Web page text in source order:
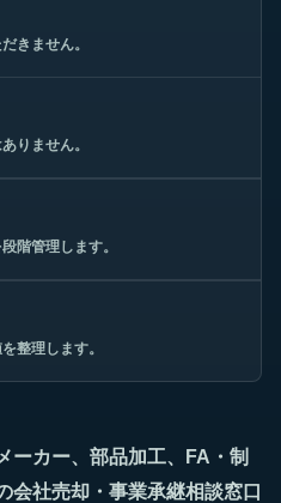
きません。
りません。
階管理します。
整理します。
ーカー、部品加工、FA・制
会社売却・事業承継相談窓口